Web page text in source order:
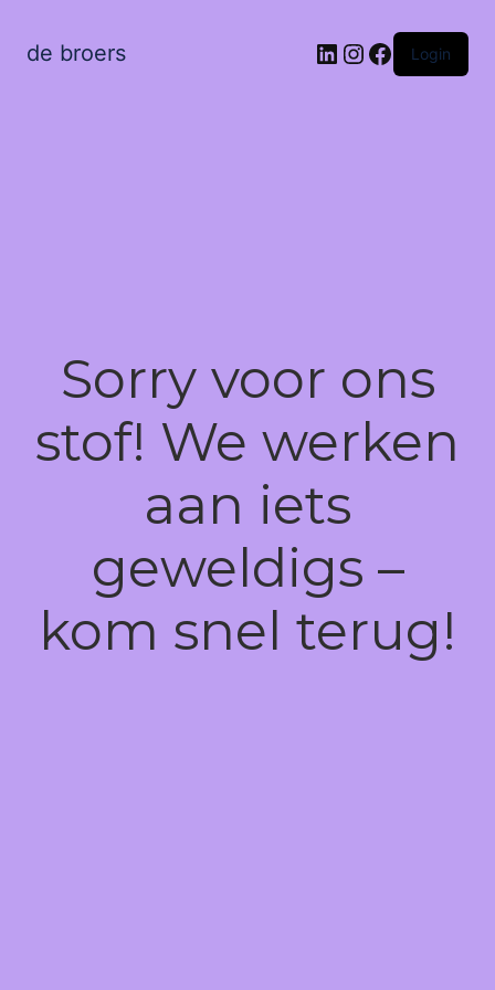
de broers LinkedIn
Instagram
Facebook
Login
Sorry voor ons
stof! We werken
aan iets
geweldigs –
kom snel terug!